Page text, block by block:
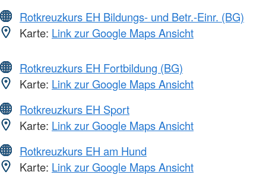
Rotkreuzkurs EH Bildungs- und Betr.-Einr. (BG)
Karte: Link zur Google Maps Ansicht
Rotkreuzkurs EH Fortbildung (BG)
Karte: Link zur Google Maps Ansicht
Rotkreuzkurs EH Sport
Karte: Link zur Google Maps Ansicht
Rotkreuzkurs EH am Hund
Karte: Link zur Google Maps Ansicht